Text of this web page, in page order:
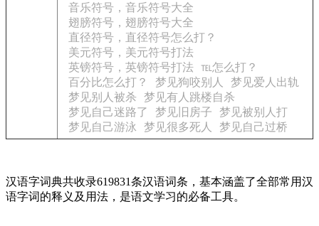
音乐符号，音乐符号大全
翅膀符号，翅膀符号大全
直径符号，直径符号怎么打？
美元符号，美元符号打法
英镑符号，英镑符号打法
℡怎么打？
百分比怎么打？
梦见狗咬别人
梦见爱人出轨
梦见别人被杀
梦见有人跳楼自杀
梦见自己迷路了
梦见旧房子
梦见被别人打
梦见自己游泳
梦见很多死人 梦见自己过桥
汉语字词典共收录619831条汉语词条，基本涵盖了全部常用汉
语字词的释义及用法，是语文学习的必备工具。